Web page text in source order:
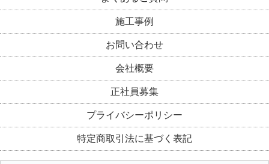
施工事例
お問い合わせ
会社概要
正社員募集
プライバシーポリシー
特定商取引法に基づく表記